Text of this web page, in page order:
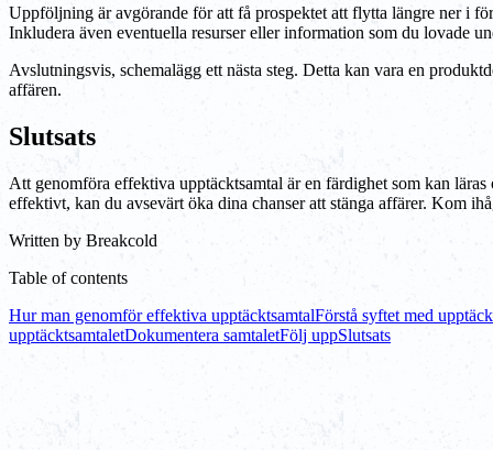
Uppföljning är avgörande för att få prospektet att flytta längre ner i
Inkludera även eventuella resurser eller information som du lovade
Avslutningsvis, schemalägg ett nästa steg. Detta kan vara en
affären.
Slutsats
Att genomföra effektiva upptäcktsamtal är en färdighet som kan
effektivt, kan du avsevärt öka dina chanser att stänga affärer. Kom
Written by Breakcold
Table of contents
Hur man genomför effektiva upptäcktsamtalFörstå syftet med
upptäcktsamtaletDokumentera samtaletFölj uppSlutsats